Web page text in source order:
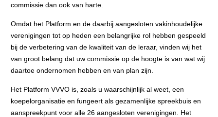
commissie dan ook van harte.
Omdat het Platform en de daarbij aangesloten vakinhoudelijke
verenigingen tot op heden een belangrijke rol hebben gespeeld
bij de verbetering van de kwaliteit van de leraar, vinden wij het
van groot belang dat uw commissie op de hoogte is van wat wij
daartoe ondernomen hebben en van plan zijn.
Het Platform VVVO is, zoals u waarschijnlijk al weet, een
koepelorganisatie en fungeert als gezamenlijke spreekbuis en
aanspreekpunt voor alle 26 aangesloten verenigingen. Het